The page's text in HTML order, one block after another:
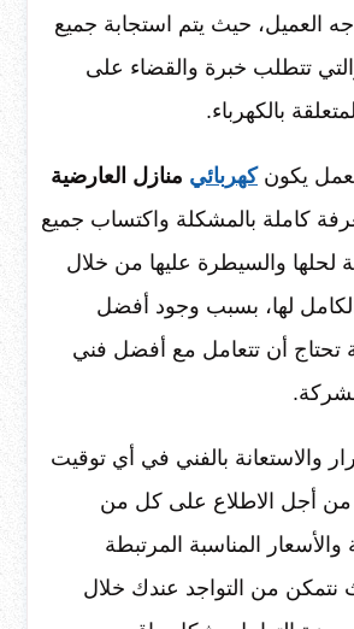
العميل، حيث يتم استجابة جميع
تتطلب خبرة والقضاء على
بالكهرباء.
يكونكهربائي منازل العارضية
كاملة بالمشكلة واكتساب جميع
لحلها والسيطرة عليها من خلال
لها، بسبب وجود أفضل
تحتاج أن تتعامل مع أفضل فني
والاستعانة بالفني في أي توقيت
من أجل الاطلاع على كل من
المناسبة المرتبطة
نتمكن من التواجد عندك خلال